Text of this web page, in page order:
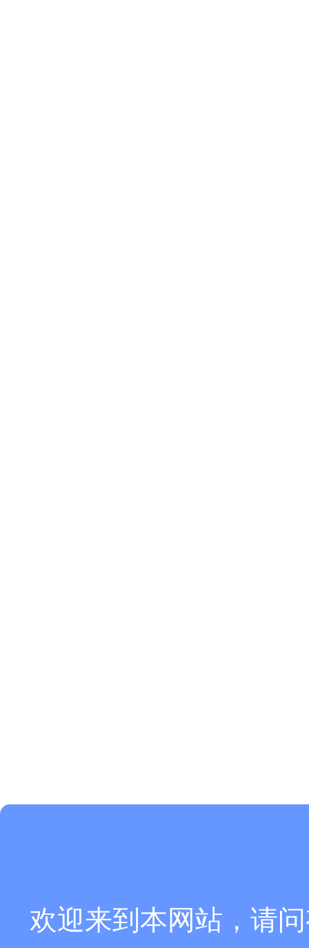
欢迎来到本网站，请